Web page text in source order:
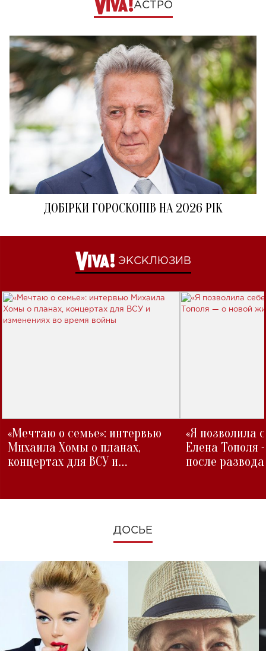
АСТРО
ДОБІРКИ ГОРОСКОПІВ НА 2026 РІК
ЭКСКЛЮЗИВ
«Мечтаю о семье»: интервью
Михаила Хомы о планах,
концертах для ВСУ и
«Я позволила
Елена Тополя
после развода
ДОСЬЕ